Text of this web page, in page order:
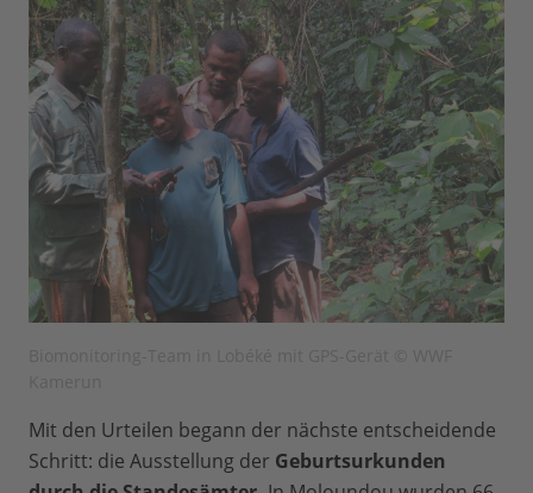
Mit den Urteilen begann der nächste entscheidende
Schritt: die Ausstellung der Geburtsurkunden